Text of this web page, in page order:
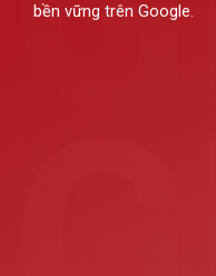
bền vững trên Google.